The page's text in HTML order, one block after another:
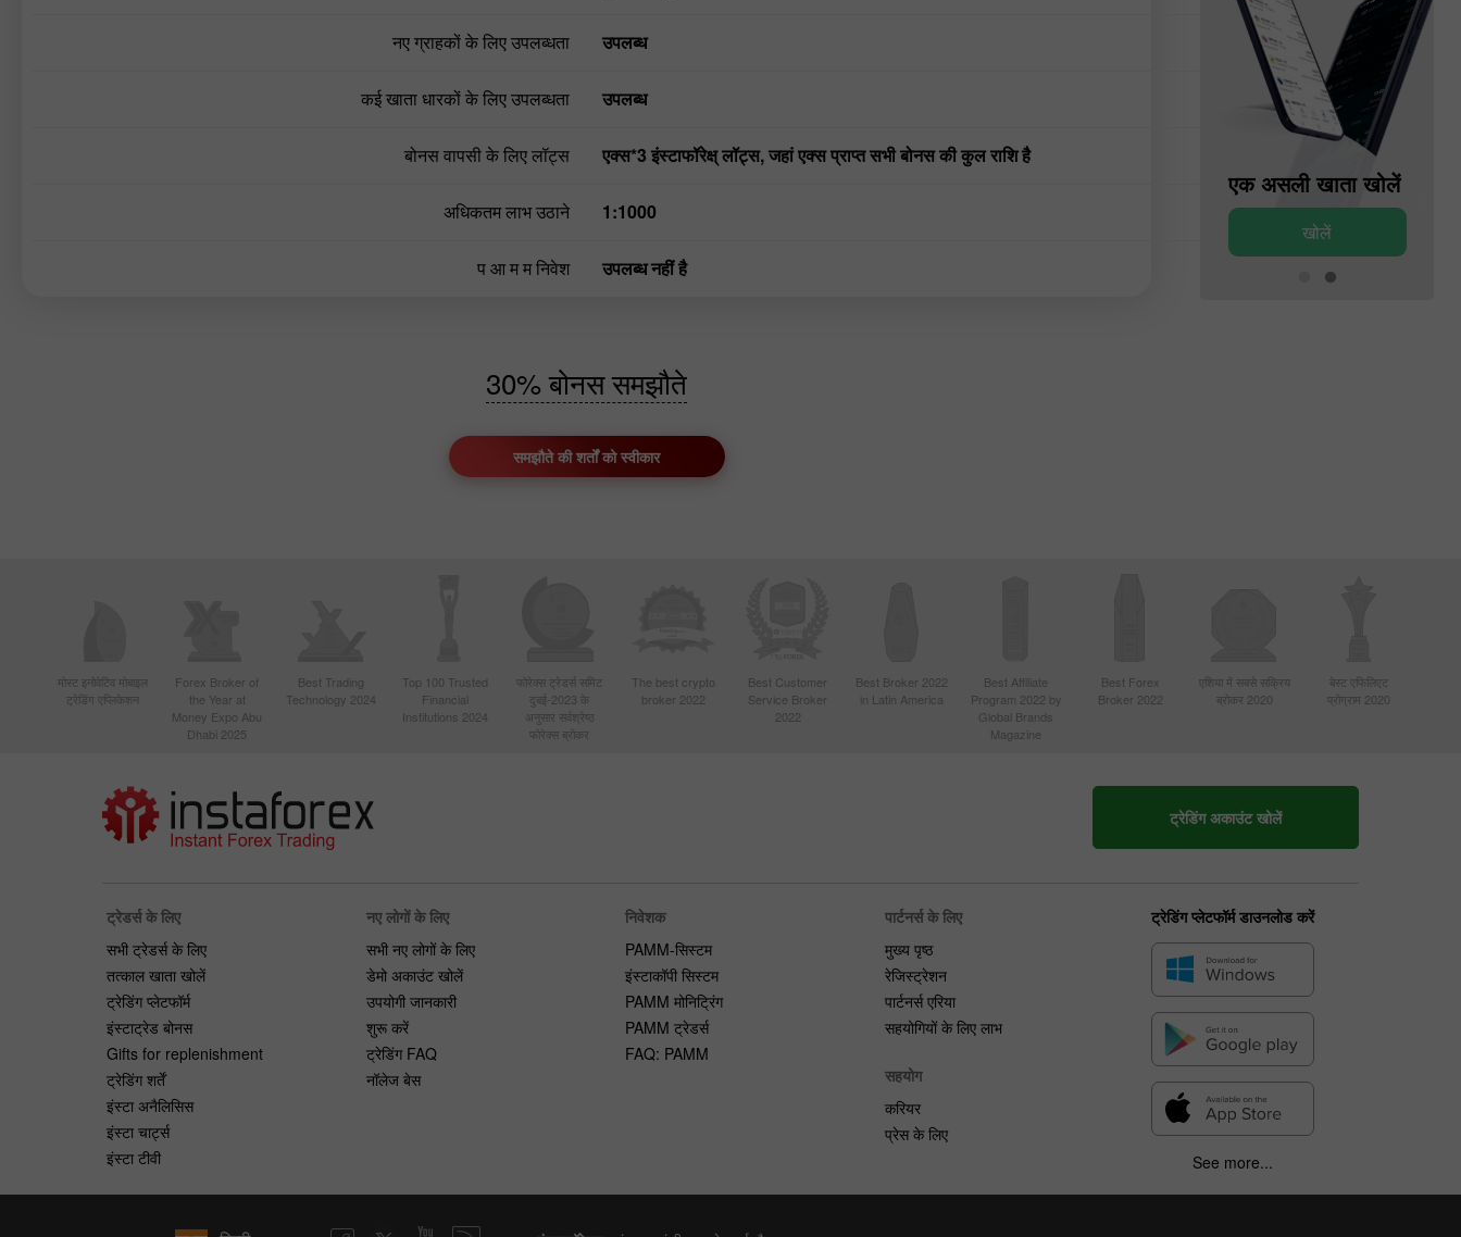
नए ग्राहकों के लिए उपलब्धता उपलब्ध
कई खाता धारकों के लिए उपलब्धता उपलब्ध
बोनस वापसी के लिए लॉट्स एक्स*3 इंस्टाफॉरेक्ष् लॉट्स, जहां एक्स प्राप्त सभी बोनस की कुल राशि है
अधिकतम लाभ उठाने 1:1000
प आ म म निवेश उपलब्ध नहीं है
30% बोनस समझौते
समझौते की शर्तों को स्वीकार
एक असली खाता खोलें
खोलें
मोस्ट इनोवेटिव मोबाइल
ट्रेडिंग एप्लिकेशन
Forex Broker of
the Year at
Money Expo Abu
Dhabi 2025
Best Trading
Technology 2024
Top 100 Trusted
Financial
Institutions 2024
फोरेक्स ट्रेडर्स समिट
दुबई-2023 के
अनुसार सर्वश्रेष्ठ
फोरेक्स ब्रोकर
The best crypto
broker 2022
Best Customer
Service Broker
2022
Best Broker 2022
in Latin America
Best Affiliate
Program 2022 by
Global Brands
Magazine
Best Forex
Broker 2022
एशिया में सबसे सक्रिय
ब्रोकर 2020
बेस्ट एफिलिएट
प्रोग्राम 2020
ट्रेडिंग अकाउंट खोलें
ट्रेडर्स के लिए
सभी ट्रेडर्स के लिए
तत्काल खाता खोलें
ट्रेडिंग प्लेटफॉर्म
इंस्टाट्रेड बोनस
Gifts for replenishment
ट्रेडिंग शर्तें
इंस्टा अनैलिसिस
इंस्टा चार्ट्स
इंस्टा टीवी
नए लोगों के लिए
सभी नए लोगों के लिए
डेमो अकाउंट खोलें
उपयोगी जानकारी
शुरू करें
ट्रेडिंग FAQ
नॉलेज बेस
निवेशक
PAMM-सिस्टम
इंस्टाकॉपी सिस्टम
PAMM मोनिट्रिंग
PAMM ट्रेडर्स
FAQ: PAMM
पार्टनर्स के लिए
मुख्य पृष्ठ
रेजिस्ट्रेशन
पार्टनर्स एरिया
सहयोगियों के लिए लाभ
सहयोग
करियर
प्रेस के लिए
ट्रेडिंग प्लेटफॉर्म डाउनलोड करें
See more...